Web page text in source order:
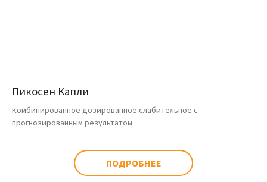
Пикосен Капли
Комбинированное дозированное слабительное с
прогнозированным результатом
ПОДРОБНЕЕ